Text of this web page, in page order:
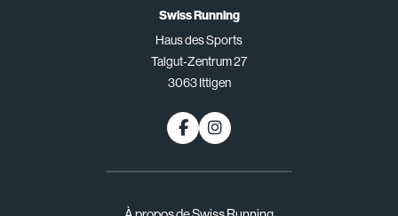
Swiss Running
Haus des Sports
Talgut-Zentrum 27
3063 Ittigen